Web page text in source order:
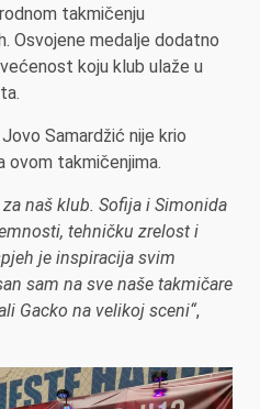
takmičenju
Osvojene medalje dodatno
koju klub ulaže u
Samardžić nije krio
ovom takmičenjima.
naš klub. Sofija i Simonida
tehničku zrelost i
je inspiracija svim
sam na sve naše takmičare
Gacko na velikoj sceni“,